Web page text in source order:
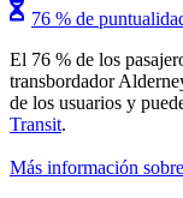
76 % de
El 76 % de los
transbordador
de los usuarios y
Transit.
Más información